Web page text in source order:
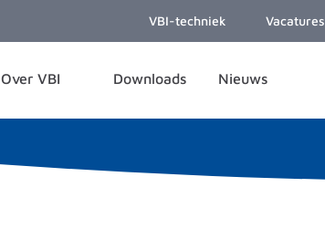
VBI-techniek Vacatures
Over VBI Downloads Nieuws